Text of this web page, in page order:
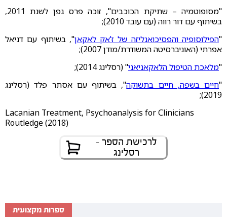
"מסופוטמיה – שתיקת הכוכבים", זוכה פרס גפן לשנת 2011,
בשיתוף עם דור רווה (עם עובד 2010);
"הפילוסופיה והפסיכואנליזה של ז'אק לאקאן", בשיתוף עם דניאל
אפרתי (האוניברסיטה המשודרת/מודן 2007);
"מלאכת הטיפול הלאקאניאני" (רסלינג 2014);
"חיים בשפה, חיים בתשוקה", בשיתוף עם אסתר פלד (רסלינג
2019);
Lacanian Treatment, Psychoanalysis for Clinicians
Routledge (2018)
לרכישת הספר -
רסלינג
ספרות מקצועית